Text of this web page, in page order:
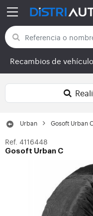
Volver a las
Recambios de
Urban Gosoft Urban
Ref. 4116448
Gosoft Urban C